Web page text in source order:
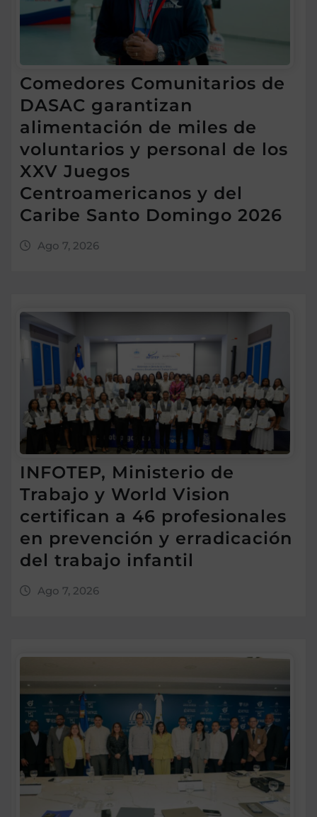
Comedores Comunitarios de
DASAC garantizan
alimentación de miles de
voluntarios y personal de los
XXV Juegos
Centroamericanos y del
Caribe Santo Domingo 2026
Ago 7, 2026
INFOTEP, Ministerio de
Trabajo y World Vision
certifican a 46 profesionales
en prevención y erradicación
del trabajo infantil
Ago 7, 2026